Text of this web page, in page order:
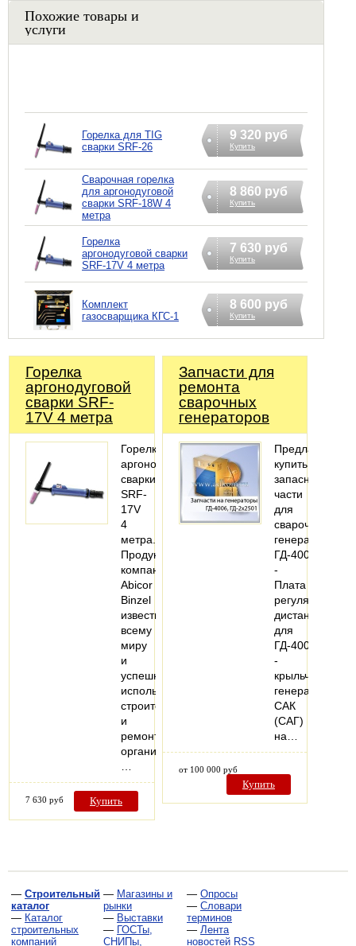
Похожие товары и
услуги
Горелка для TIG
сварки SRF-26
9 320 руб
Купить
Сварочная горелка
для аргонодуговой
сварки SRF-18W 4
метра
8 860 руб
Купить
Горелка
аргонодуговой сварки
SRF-17V 4 метра
7 630 руб
Купить
Комплект
газосварщика КГС-1
8 600 руб
Купить
Горелка
аргонодуговой
сварки SRF-
17V 4 метра
Горелка
аргонодуговой
сварки
SRF-
17V
4
метра.
Продукция
компании
Abicor
Binzel
известна
всему
миру
и
успешно
используется
строительными
и
ремонтными
организациями.
7 630 руб Купить
Запчасти для
ремонта
сварочных
генераторов
Предлагаем
купить
запасные
части
для
сварочных
генераторов
ГД-4006:
-
Плата
регулятора
для
ГД-4006;
-
крыльчатка
генератора
САК
(САГ)
на…
от 100 000 руб
Купить
— Строительный
каталог
— Каталог
строительных
компаний
— Магазины и
рынки
— Выставки
— ГОСТы,
СНИПы,
— Опросы
— Словари
терминов
— Лента
новостей RSS